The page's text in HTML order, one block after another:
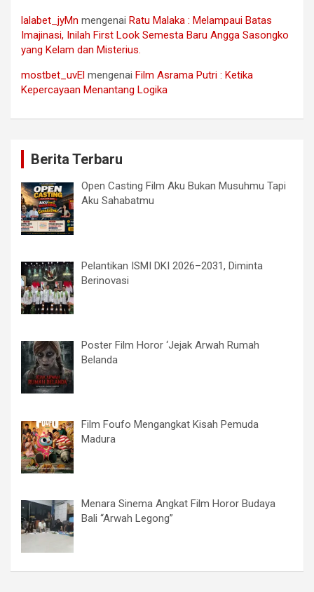
lalabet_jyMn mengenai Ratu Malaka : Melampaui Batas
Imajinasi, Inilah First Look Semesta Baru Angga Sasongko
yang Kelam dan Misterius.
mostbet_uvEl mengenai Film Asrama Putri : Ketika
Kepercayaan Menantang Logika
Berita Terbaru
Open Casting Film Aku Bukan Musuhmu Tapi
Aku Sahabatmu
Pelantikan ISMI DKI 2026–2031, Diminta
Berinovasi
Poster Film Horor ‘Jejak Arwah Rumah
Belanda
Film Foufo Mengangkat Kisah Pemuda
Madura
Menara Sinema Angkat Film Horor Budaya
Bali “Arwah Legong”